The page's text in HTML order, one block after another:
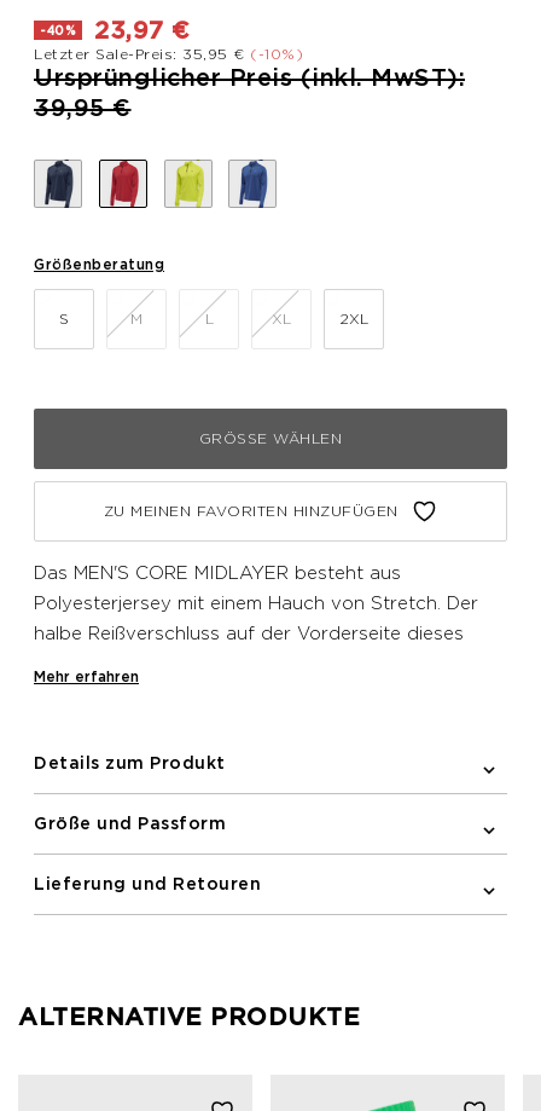
-40% 23,97 €
Letzter Sale-Preis: 35,95 € (-10%)
Preis reduziert von
Ursprünglicher Preis (inkl. MwST):
39,95 €bis
Größenberatung
S M L XL 2XL
GRÖSSE WÄHLEN
ZU MEINEN FAVORITEN HINZUFÜGEN
Das MEN'S CORE MIDLAYER besteht aus
Polyesterjersey mit einem Hauch von Stretch. Der
halbe Reißverschluss auf der Vorderseite dieses
Mehr erfahren
Details zum Produkt
Größe und Passform
Lieferung und Retouren
ALTERNATIVE PRODUKTE